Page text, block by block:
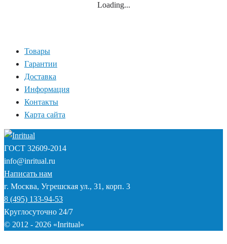
Loading...
Товары
Гарантии
Доставка
Информация
Контакты
Карта сайта
ГОСТ 32609-2014
info@inritual.ru
Написать нам
г. Москва, Угрешская ул., 31, корп. 3
8 (495) 133-94-53
Круглосуточно 24/7
© 2012 - 2026 «Inritual»